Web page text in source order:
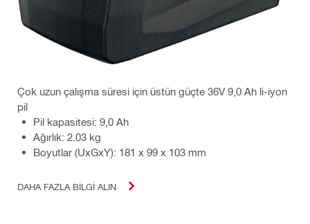
Çok uzun çalışma süresi için üstün güçte 36V 9,0 Ah li-iyon
pil
Pil kapasitesi: 9,0 Ah
Ağırlık: 2.03 kg
Boyutlar (UxGxY): 181 x 99 x 103 mm
DAHA FAZLA BILGI ALIN